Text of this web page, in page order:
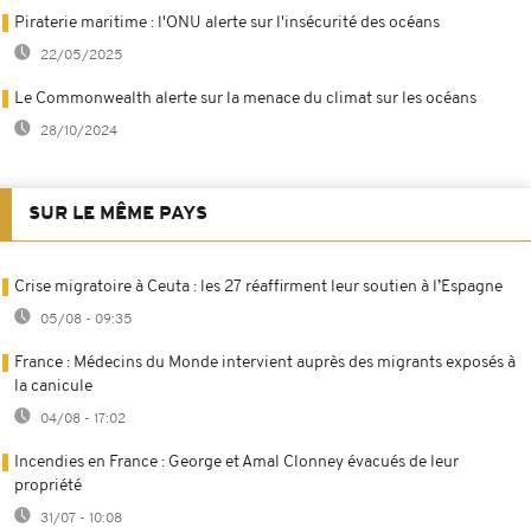
Piraterie maritime : l'ONU alerte sur l'insécurité des océans
22/05/2025
Le Commonwealth alerte sur la menace du climat sur les océans
28/10/2024
SUR LE MÊME PAYS
Crise migratoire à Ceuta : les 27 réaffirment leur soutien à l’Espagne
05/08 - 09:35
France : Médecins du Monde intervient auprès des migrants exposés à
la canicule
04/08 - 17:02
Incendies en France : George et Amal Clonney évacués de leur
propriété
31/07 - 10:08